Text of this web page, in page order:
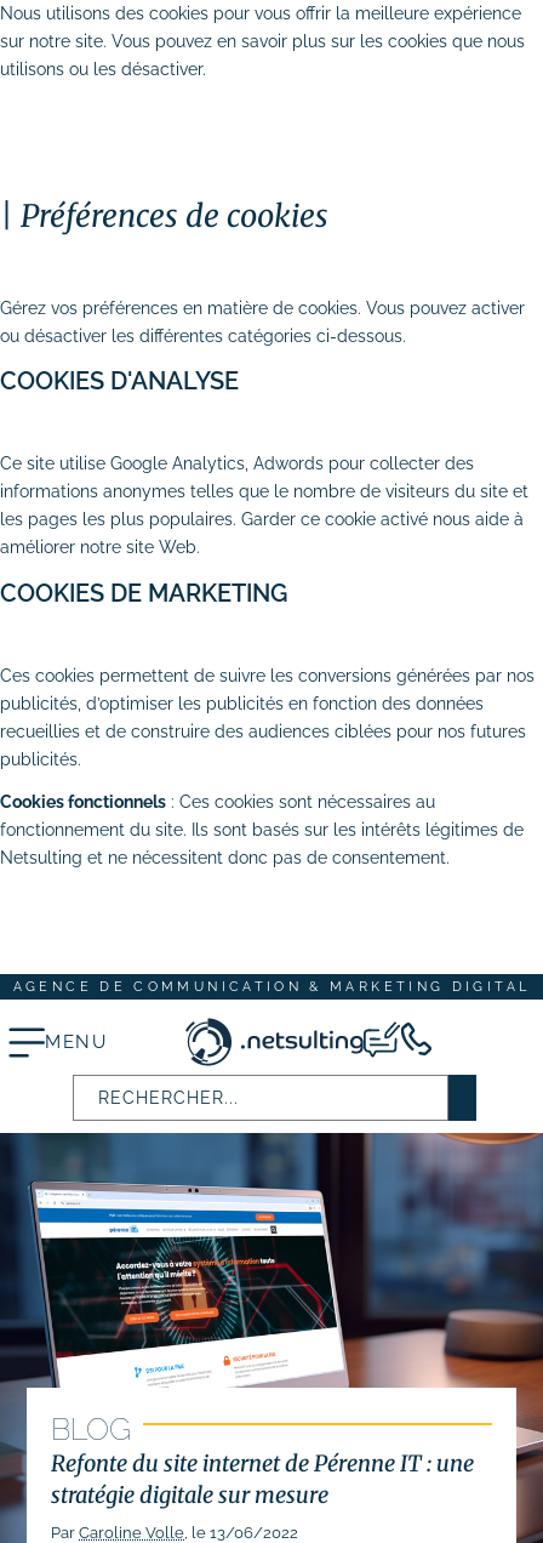
Nous utilisons des cookies pour vous offrir la meilleure expérience
sur notre site. Vous pouvez en savoir plus sur les cookies que nous
utilisons ou les désactiver.
Préférences de cookies
Gérez vos préférences en matière de cookies. Vous pouvez activer
ou désactiver les différentes catégories ci-dessous.
COOKIES D'ANALYSE
Ce site utilise Google Analytics, Adwords pour collecter des
informations anonymes telles que le nombre de visiteurs du site et
les pages les plus populaires. Garder ce cookie activé nous aide à
améliorer notre site Web.
COOKIES DE MARKETING
Ces cookies permettent de suivre les conversions générées par nos
publicités, d’optimiser les publicités en fonction des données
recueillies et de construire des audiences ciblées pour nos futures
publicités.
Cookies fonctionnels : Ces cookies sont nécessaires au
fonctionnement du site. Ils sont basés sur les intérêts légitimes de
Netsulting et ne nécessitent donc pas de consentement.
AGENCE DE COMMUNICATION & MARKETING DIGITAL
Stratégie digitale
# Plan d’actions webmarketing
Création et refonte de site internet
# Création de site e-commerce
# Site internet TPE & PME
Acquisition & fidélisation
# Référencement naturel (SEO)
# Référencement payant (SEA)
# Community management (SMO)
Création graphique
# Graphisme print
# Identité visuelle
# Webdesign
Suivi des performances
Formations
# Formation SEO (référencement naturel)
# Formation SEA (Google Ads)
# Formation SMO (community management)
# Formation SMA (publicités réseaux sociaux)
# Formation newsletter & emailing
MENU
BLOG
Refonte du site internet de Pérenne IT : une
stratégie digitale sur mesure
ParCaroline Volle , le 13/06/2022